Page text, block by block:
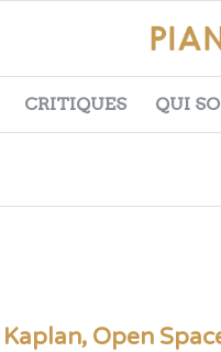
CRITIQUES QUI
Open